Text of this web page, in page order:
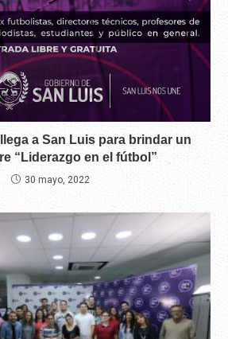
a San Luis para brindar un
“Liderazgo en el fútbol”
30 mayo, 2022